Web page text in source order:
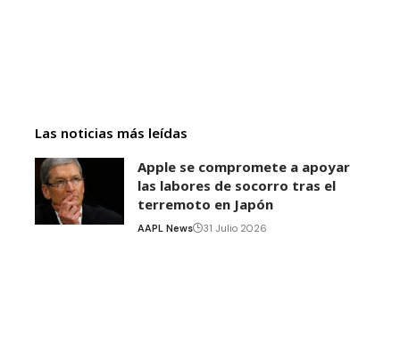
Las noticias más leídas
Apple se compromete a apoyar
las labores de socorro tras el
terremoto en Japón
AAPL News 31 Julio 2026